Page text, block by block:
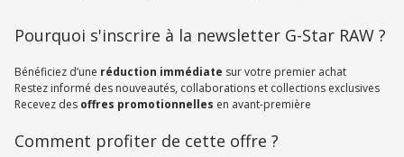
Pourquoi s'inscrire à la newsletter G-Star RAW ?
Bénéficiez d’une réduction immédiate sur votre premier achat
Restez informé des nouveautés, collaborations et collections exclusives
Recevez des offres promotionnelles en avant-première
Comment profiter de cette offre ?